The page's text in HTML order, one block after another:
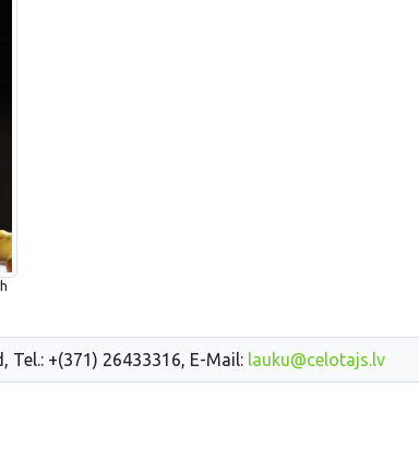
Tel.: +(371) 26433316, E-Mail: lauku@celotajs.lv